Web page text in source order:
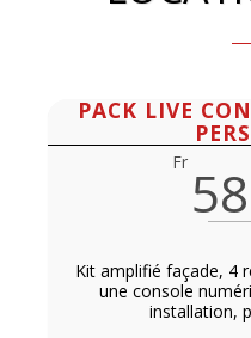
PACK LIVE
Fr
Kit amplifié façade, 4
une console
installation,